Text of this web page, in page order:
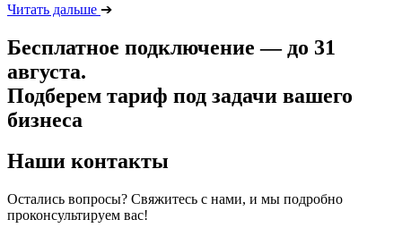
Читать дальше ➔
Бесплатное подключение — до 31
августа.
Подберем тариф под задачи вашего
бизнеса
Наши контакты
Остались вопросы? Свяжитесь с нами, и мы подробно
проконсультируем вас!